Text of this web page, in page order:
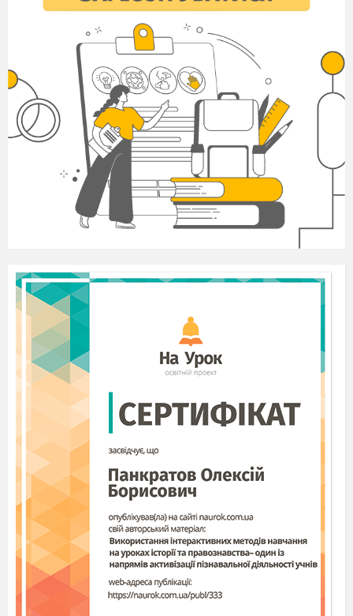
словами.
Навчати дітей складати казку за
опорними словами;
удосконалювати навички грамотного
письма;
розширювати уявлення про лексичне
значення слова;
збагачувати словниковий запас учнів;
розвивати вміння вправно декламувати
вірші напам’ять, розуміти живопис та музику;
створювати у дітей піднесений настрій
від захоплення красою осінньої погоди;
плекати любов до рідного слова.
Обладнання.
Репродукції картин С.
Шишко «Осінь», К. Білокур «Натюрморт»,
фотоетюди, грамзапис «Пори року» П.І.
Чайковського, кленові листочки з написаними
літерами, мультимедійна презентація.
Зміст уроку
(Урок проводиться після екскурсії до
шкільного саду в погожу днину жовтня. Слід
звернути увагу учнів на сумну урочистість
осіннього вбрання дерев, яскравість осінніх